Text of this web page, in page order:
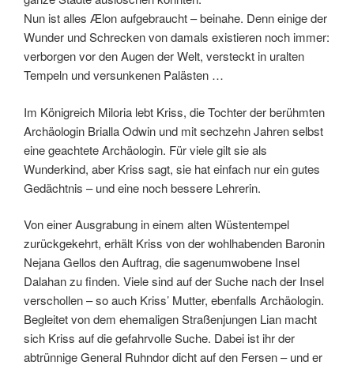
Nun ist alles Ælon aufgebraucht – beinahe. Denn einige der
Wunder und Schrecken von damals existieren noch immer:
verborgen vor den Augen der Welt, versteckt in uralten
Tempeln und versunkenen Palästen …
Im Königreich Miloria lebt Kriss, die Tochter der berühmten
Archäologin Brialla Odwin und mit sechzehn Jahren selbst
eine geachtete Archäologin. Für viele gilt sie als
Wunderkind, aber Kriss sagt, sie hat einfach nur ein gutes
Gedächtnis – und eine noch bessere Lehrerin.
Von einer Ausgrabung in einem alten Wüstentempel
zurückgekehrt, erhält Kriss von der wohlhabenden Baronin
Nejana Gellos den Auftrag, die sagenumwobene Insel
Dalahan zu finden. Viele sind auf der Suche nach der Insel
verschollen – so auch Kriss’ Mutter, ebenfalls Archäologin.
Begleitet von dem ehemaligen Straßenjungen Lian macht
sich Kriss auf die gefahrvolle Suche. Dabei ist ihr der
abtrünnige General Ruhndor dicht auf den Fersen – und er